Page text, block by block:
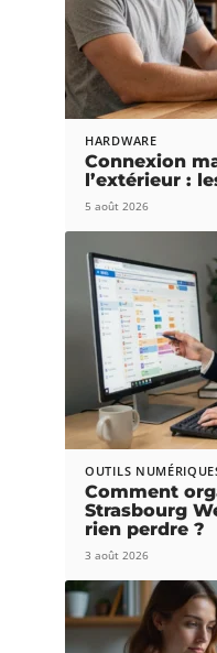
HARDWARE
Connexion
l’extérieur :
5 août 2026
OUTILS
Comment
Strasbourg
rien perdre ?
3 août 2026